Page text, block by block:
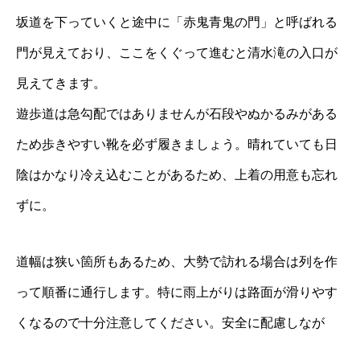
坂道を下っていくと途中に「赤鬼青鬼の門」と呼ばれる
門が見えており、ここをくぐって進むと清水滝の入口が
見えてきます。
遊歩道は急勾配ではありませんが石段やぬかるみがある
ため歩きやすい靴を必ず履きましょう。晴れていても日
陰はかなり冷え込むことがあるため、上着の用意も忘れ
ずに。
道幅は狭い箇所もあるため、大勢で訪れる場合は列を作
って順番に通行します。特に雨上がりは路面が滑りやす
くなるので十分注意してください。安全に配慮しなが